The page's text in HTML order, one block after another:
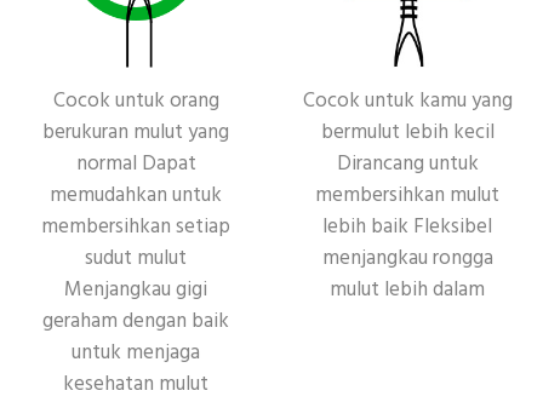
Cocok untuk orang
berukuran mulut yang
normal Dapat
memudahkan untuk
membersihkan setiap
sudut mulut
Menjangkau gigi
geraham dengan baik
untuk menjaga
kesehatan mulut
Cocok untuk kamu yang
bermulut lebih kecil
Dirancang untuk
membersihkan mulut
lebih baik Fleksibel
menjangkau rongga
mulut lebih dalam